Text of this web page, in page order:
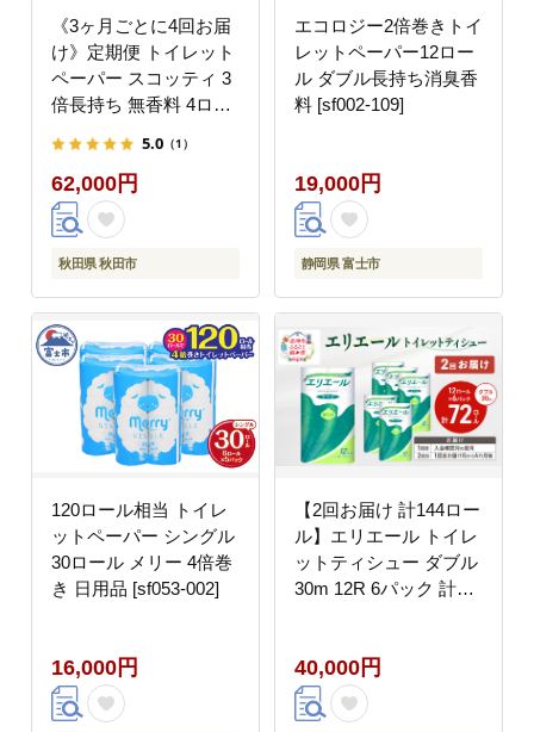
《3ヶ月ごとに4回お届
け》定期便 トイレット
ペーパー スコッティ 3
倍長持ち 無香料 4ロー
ッシュペーパー スコッ
ティ10箱(5箱×2P) 秋田
市オリジナル 最短翌日
発送 [スコッティ フラ
ワーパック トイレット
シア ティッシュ スコッ
ティ(SCOTTIE) スコッ
ティティシュー 定期便
新生活]
5.0 （1）
62,000円
秋田県 秋田市
エコロジー2倍巻きトイ
レットペーパー12ロー
ル ダブル長持ち消臭香
料 [sf002-109]
19,000円
静岡県 富士市
120ロール相当 トイレ
ットペーパー シングル
30ロール メリー 4倍巻
き 日用品 [sf053-002]
16,000円
【2回お届け 計144ロー
ル】エリエール トイレ
ットティシュー ダブル
30m 12R 6パック 計72
とめ買い 防災 常備品
備蓄品 消耗品 日用品
生活必需品 送料無料 赤
40,000円